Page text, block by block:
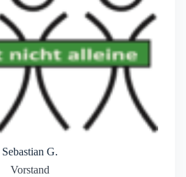
Sebastian G.
Vorstand